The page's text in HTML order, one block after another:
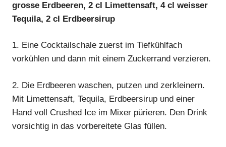
grosse Erdbeeren, 2 cl Limettensaft, 4 cl weisser
Tequila, 2 cl Erdbeersirup
1. Eine Cocktailschale zuerst im Tiefkühlfach
vorkühlen und dann mit einem Zuckerrand verzieren.
2. Die Erdbeeren waschen, putzen und zerkleinern.
Mit Limettensaft, Tequila, Erdbeersirup und einer
Hand voll Crushed Ice im Mixer pürieren. Den Drink
vorsichtig in das vorbereitete Glas füllen.